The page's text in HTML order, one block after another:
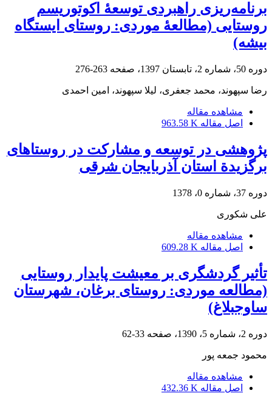
برنامه‌ریزی راهبردی توسعۀ اکوتوریسم
روستایی (مطالعۀ موردی: روستای ایستگاه‌
بیشه)
دوره 50، شماره 2، تابستان 1397، صفحه 263-276
رضا سپهوند، محمد جعفری، لیلا سپهوند، امین احمدی
مشاهده مقاله
اصل مقاله 963.58 K
پژوهشی در توسعه و مشارکت در روستاهای
برگزیدة استان آذربایجان شرقی
دوره 37، شماره 0، 1378
علی شکوری
مشاهده مقاله
اصل مقاله 609.28 K
تأثیر گردشگری بر معیشت پایدار روستایی
(مطالعه موردی: روستای برغان، شهرستان
ساوجبلاغ)
دوره 2، شماره 5، 1390، صفحه 33-62
محمود جمعه پور
مشاهده مقاله
اصل مقاله 432.36 K